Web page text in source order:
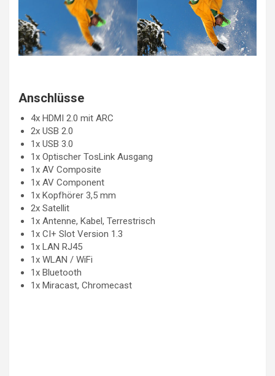
Anschlüsse
4x HDMI 2.0 mit ARC
2x USB 2.0
1x USB 3.0
1x Optischer TosLink Ausgang
1x AV Composite
1x AV Component
1x Kopfhörer 3,5 mm
2x Satellit
1x Antenne, Kabel, Terrestrisch
1x CI+ Slot Version 1.3
1x LAN RJ45
1x WLAN / WiFi
1x Bluetooth
1x Miracast, Chromecast